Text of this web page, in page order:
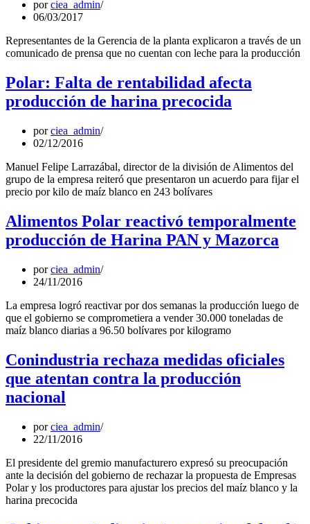
porciea_admin
06/03/2017
Representantes de la Gerencia de la planta explicaron a través de un
comunicado de prensa que no cuentan con leche para la producción
Polar: Falta de rentabilidad afecta
producción de harina precocida
porciea_admin
02/12/2016
Manuel Felipe Larrazábal, director de la división de Alimentos del
grupo de la empresa reiteró que presentaron un acuerdo para fijar el
precio por kilo de maíz blanco en 243 bolívares
Alimentos Polar reactivó temporalmente
producción de Harina PAN y Mazorca
porciea_admin
24/11/2016
La empresa logró reactivar por dos semanas la producción luego de
que el gobierno se comprometiera a vender 30.000 toneladas de
maíz blanco diarias a 96.50 bolívares por kilogramo
Conindustria rechaza medidas oficiales
que atentan contra la producción
nacional
porciea_admin
22/11/2016
El presidente del gremio manufacturero expresó su preocupación
ante la decisión del gobierno de rechazar la propuesta de Empresas
Polar y los productores para ajustar los precios del maíz blanco y la
harina precocida